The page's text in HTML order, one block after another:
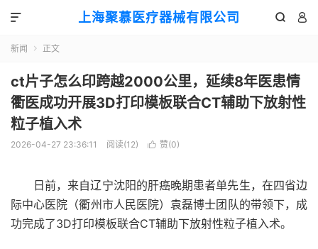
上海聚慕医疗器械有限公司  

新闻  正文
ct片子怎么印跨越2000公里，延续8年医患情
衢医成功开展3D打印模板联合CT辅助下放射性
粒子植入术
2026-04-27 23:36:11 阅读(12)  赞(0)
日前，来自辽宁沈阳的肝癌晚期患者单先生，在四省边
际中心医院（衢州市人民医院）袁磊博士团队的带领下，成
功完成了3D打印模板联合CT辅助下放射性粒子植入术。